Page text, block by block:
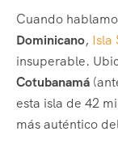
Cuando
Dominicano, Isla
insuperable.
Cotubanamá
esta isla de 42
más auténtico